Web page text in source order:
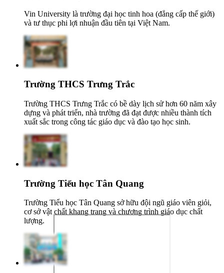
Vin University là trường đại học tinh hoa (đẳng cấp thế giới)
và tư thục phi lợi nhuận đầu tiên tại Việt Nam.
Trường THCS Trưng Trắc
Trường THCS Trưng Trắc có bề dày lịch sử hơn 60 năm xây
dựng và phát triển, nhà trường đã đạt được nhiều thành tích
xuất sắc trong công tác giáo dục và đào tạo học sinh.
Trường Tiểu học Tân Quang
Trường Tiểu học Tân Quang sở hữu đội ngũ giáo viên giỏi,
cơ sở vật chất khang trang và chương trình giáo dục chất
lượng.